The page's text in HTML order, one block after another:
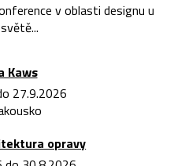
v oblasti designu u
Kaws
27.9.2026
opravy